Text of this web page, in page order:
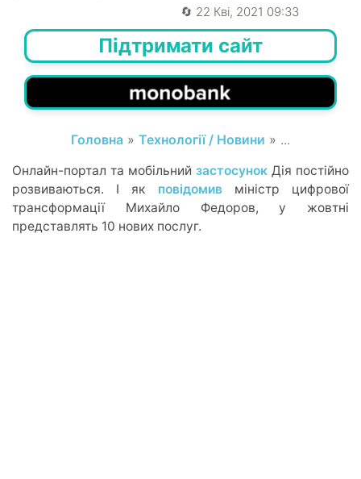
🔄 22 Кві, 2021 09:33
Підтримати сайт
Головна » Технології / Новини » ...
Онлайн-портал та мобільний застосунок Дія постійно
розвиваються. І як повідомивміністр цифрової
трансформації Михайло Федоров​​, у жовтні
представлять 10 нових послуг.